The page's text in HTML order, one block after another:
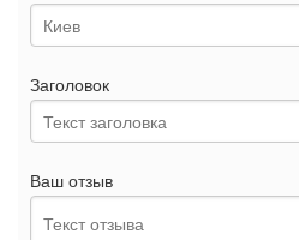
Заголовок
Ваш отзыв